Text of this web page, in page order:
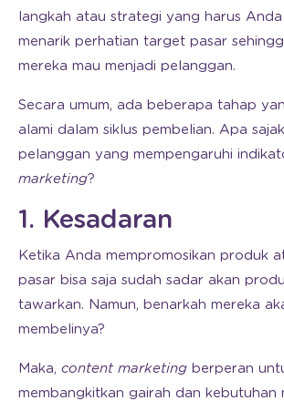
langkah atau strategi yang harus
menarik perhatian target pasar
mereka mau menjadi pelanggan.
Secara umum, ada beberapa tahap
alami dalam siklus pembelian. Apa
pelanggan yang mempengaruhi
marketing?
1. Kesadaran
Ketika Anda mempromosikan produk
pasar bisa saja sudah sadar akan
tawarkan. Namun, benarkah mereka
membelinya?
Maka, content marketing berperan
membangkitkan gairah dan kebutuhan